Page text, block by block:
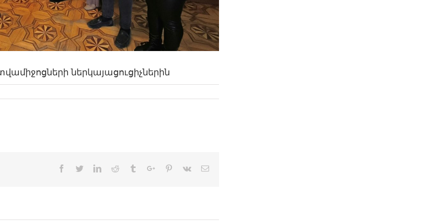
ներկայացուցիչներին
Facebook
TwitterLinkedinReddit TumblrGoogle+Pinterest
Vk Email